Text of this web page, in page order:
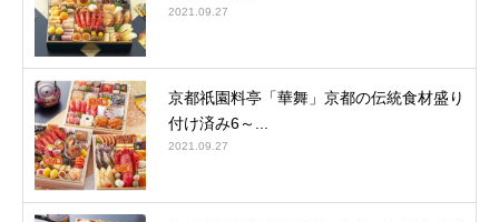
2021.09.27
京都祇園料亭「華舞」京都の伝統食材盛り
付け済み6～...
2021.09.27